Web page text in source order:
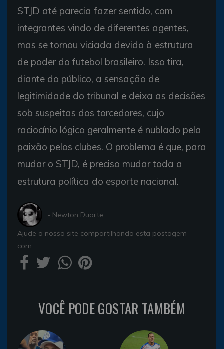
STJD até parecia fazer sentido, com
integrantes vindo de diferentes agentes,
mas se tornou viciada devido à estrutura
de poder do futebol brasileiro. Isso tira,
diante do público, a sensação de
legitimidade do tribunal e deixa as decisões
sob suspeitas dos torcedores, cujo
raciocínio lógico geralmente é nublado pela
paixão pelos clubes. O problema é que, para
mudar o STJD, é preciso mudar toda a
estrutura política do esporte nacional.
- Newton Duarte
Ajude o nosso site compartilhando esta postagem
com
VOCÊ PODE GOSTAR TAMBÉM